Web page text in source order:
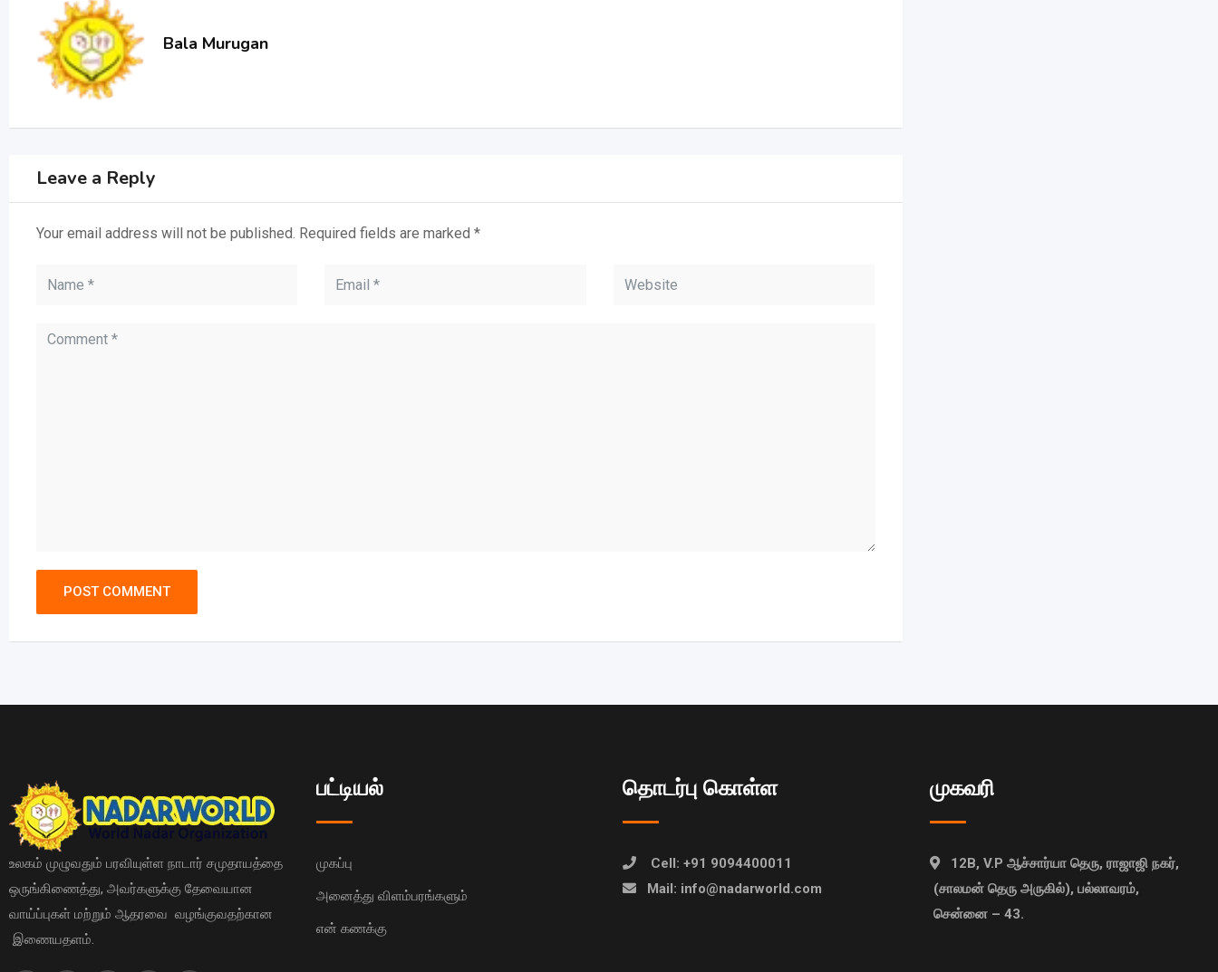
Bala Murugan
Leave a Reply
Your email address will not be published. Required fields are marked *
உலகம் முழுவதும் பரவியுள்ள நாடார் சமுதாயத்தை
ஒருங்கிணைத்து, அவர்களுக்கு தேவையான
வாய்ப்புகள் மற்றும் ஆதரவை வழங்குவதற்கான
இணையதளம்.
பட்டியல்
முகப்பு
அனைத்து விளம்பரங்களும்
என் கணக்கு
தொடர்பு கொள்ள
Cell: +91 9094400011
Mail: info@nadarworld.com
முகவரி
12B, V.P ஆச்சார்யா தெரு, ராஜாஜி நகர்,
(சாலமன் தெரு அருகில்), பல்லாவரம்,
சென்னை – 43.